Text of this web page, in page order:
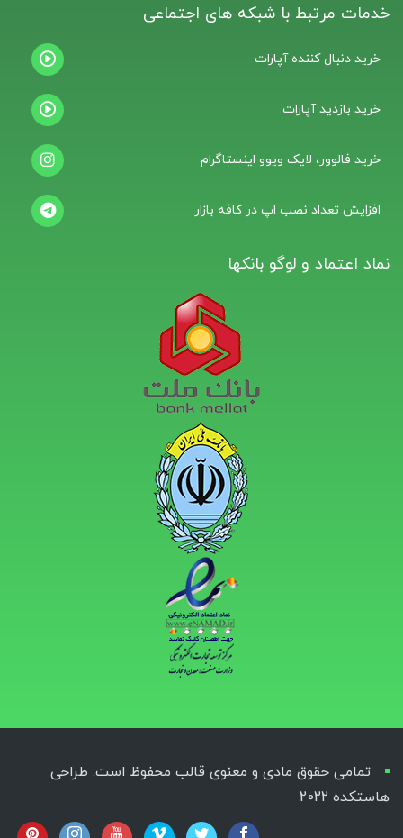
خدمات مرتبط با شبکه های اجتماعی
خرید دنبال کننده آپارات
خرید بازدید آپارات
خرید فالوور، لایک ویوو اینستاگرام
افزایش تعداد نصب اپ در کافه بازار
نماد اعتماد و لوگو بانکها
تمامی حقوق مادی و معنوی قالب محفوظ است. طراحی
هاستکده 2022